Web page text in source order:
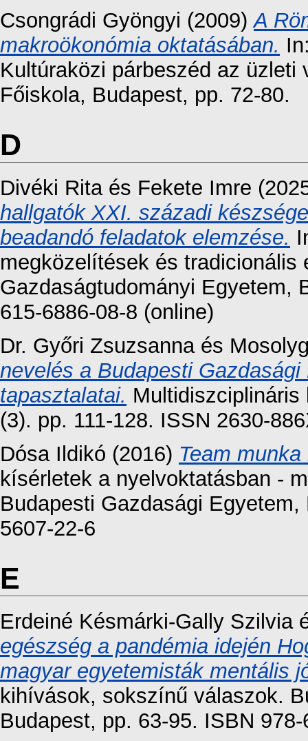
Csongrádi Gyöngyi (2009)A
makroökonómia oktatásában.
Kultúraközi párbeszéd az
Főiskola, Budapest, pp. 72-80.
D
Divéki Ritaés Fekete Imre
hallgatók XXI. századi
beadandó feladatok elemzése.
megközelítések és tradicionális
Gazdaságtudományi Egyetem,
615-6886-08-8 (online)
Dr. Győri Zsuzsannaés
nevelés a Budapesti
tapasztalatai.
(3). pp. 111-128. ISSN 2630-
Dósa Ildikó (2016) Team
kísérletek a nyelvoktatásban -
Budapesti Gazdasági
5607-22-6
E
Erdeiné Késmárki-Gally Szilvia
egészség a pandémia idején
magyar egyetemisták mentális
kihívások, sokszínű válaszok.
Budapest, pp. 63-95. ISBN